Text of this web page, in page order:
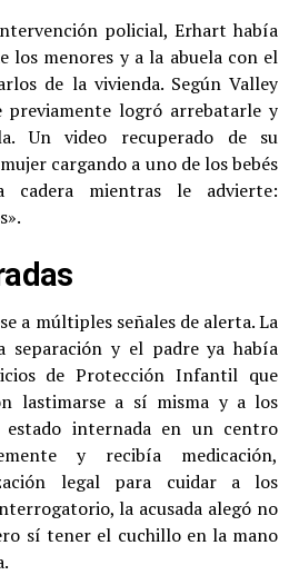
policial, Erhart había
los menores y a la abuela con el
de la vivienda. Según Valley
previamente logró arrebatarle y
Un video recuperado de su
cargando a uno de los bebés
mientras le advierte:
a múltiples señales de alerta. La
separación y el padre ya había
de Protección Infantil que
lastimarse a sí misma y a los
estado internada en un centro
y recibía medicación,
legal para cuidar a los
la acusada alegó no
sí tener el cuchillo en la mano